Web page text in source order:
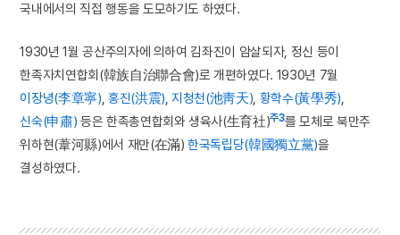
국내에서의 직접 행동을 도모하기도 하였다.
1930년 1월 공산주의자에 의하여 김좌진이 암살되자, 정신 등이
한족자치연합회(韓族自治聯合會)로 개편하였다. 1930년 7월
이장녕(李章寧) 홍진(洪震) ,지청천(池靑天) 황학수(黃學秀)
신숙(申肅) 등은 한족총연합회와 생육사(生育社)주3를 모체로 북만주
위하현(葦河縣)에서 재만(在滿)한국독립당(韓國獨立黨)을
결성하였다.